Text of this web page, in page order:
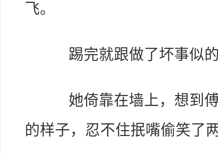
飞。
踢完就跟做了坏事似的
她倚靠在墙上，想到傅
的样子，忍不住抿嘴偷笑了